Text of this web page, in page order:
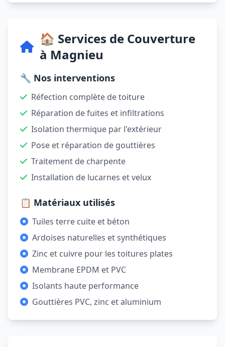
🏠 Services de Couverture
à Magnieu
🔧 Nos interventions
Réfection complète de toiture
Réparation de fuites et infiltrations
Isolation thermique par l'extérieur
Pose et réparation de gouttières
Traitement de charpente
Installation de lucarnes et velux
📋 Matériaux utilisés
Tuiles terre cuite et béton
Ardoises naturelles et synthétiques
Zinc et cuivre pour les toitures plates
Membrane EPDM et PVC
Isolants haute performance
Gouttières PVC, zinc et aluminium